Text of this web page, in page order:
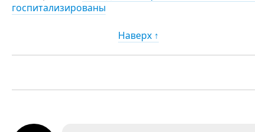
госпитализированы
Наверх ↑